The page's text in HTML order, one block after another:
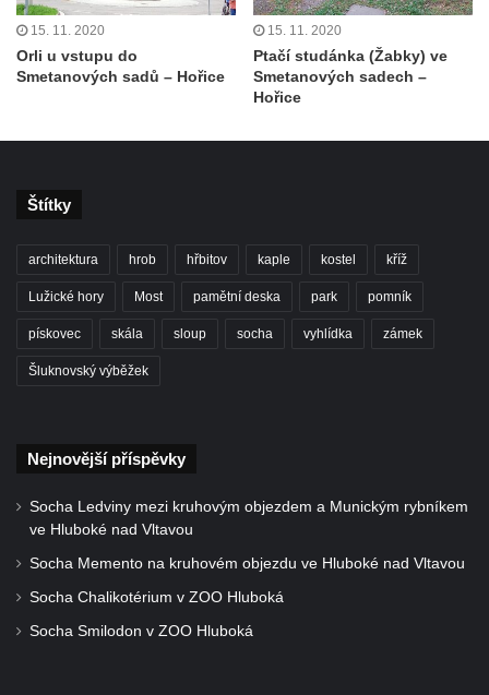
ZOO Dresden
Vltavou
Pamětní kámen revitalizace Vltavy Vraňany
Hrobčicích
Sochy „Klaun a dívenka“ v parku v centru
Mirošovicích
Račicích
15. 11. 2020
Orli u vstupu do
Smetanových sadů – Hořice
15. 11. 2020
Ptačí studánka (Žabky) ve
Smetanových sadech –
Hořice
Štítky
architektura hrob hřbitov kaple kostel kříž
Lužické hory Most pamětní deska park pomník
pískovec skála sloup socha vyhlídka zámek
Šluknovský výběžek
Nejnovější příspěvky
Socha Ledviny mezi kruhovým objezdem a Munickým rybníkem
ve Hluboké nad Vltavou
Socha Memento na kruhovém objezdu ve Hluboké nad Vltavou
Socha Chalikotérium v ZOO Hluboká
Socha Smilodon v ZOO Hluboká